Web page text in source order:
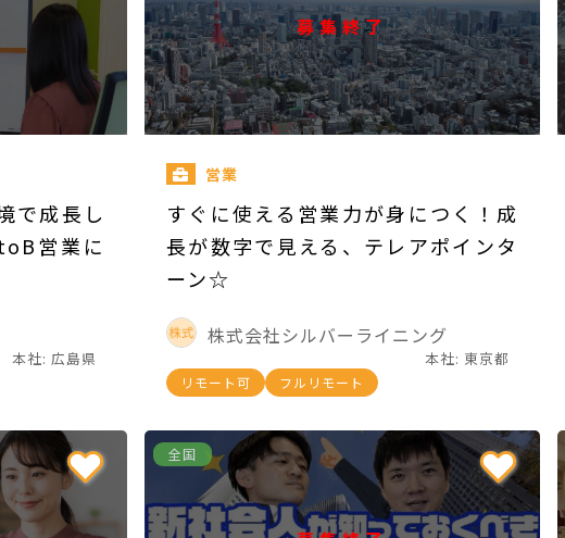
で成長し
営業に
本社: 広島県
募集終了
営業
すぐに使える営業力が身につく！成
長が数字で見える、テレアポインタ
ーン☆
株式会社シルバーライニング
本社: 東京都
リモート可 フルリモート
全国